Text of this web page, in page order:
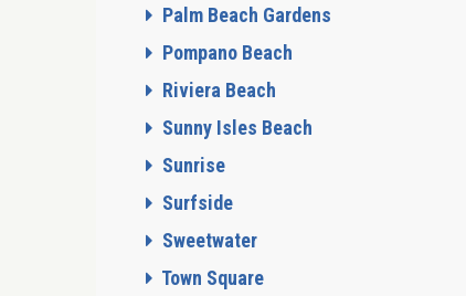
Palm Beach Gardens
Pompano Beach
Riviera Beach
Sunny Isles Beach
Sunrise
Surfside
Sweetwater
Town Square